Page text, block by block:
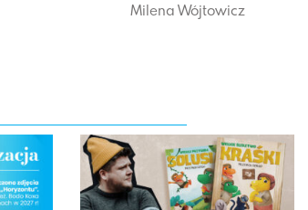
Milena Wójtowicz